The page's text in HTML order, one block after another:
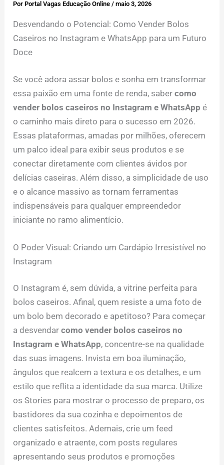
PorPortal Vagas Educação Online/maio 3, 2026
Desvendando o Potencial: Como Vender Bolos
Caseiros no Instagram e WhatsApp para um Futuro
Doce
Se você adora assar bolos e sonha em transformar
essa paixão em uma fonte de renda, sabercomo
vender bolos caseiros no Instagram e WhatsApp é
o caminho mais direto para o sucesso em 2026.
Essas plataformas, amadas por milhões, oferecem
um palco ideal para exibir seus produtos e se
conectar diretamente com clientes ávidos por
delícias caseiras. Além disso, a simplicidade de uso
e o alcance massivo as tornam ferramentas
indispensáveis para qualquer empreendedor
iniciante no ramo alimentício.
O Poder Visual: Criando um Cardápio Irresistível no
Instagram
O Instagram é, sem dúvida, a vitrine perfeita para
bolos caseiros. Afinal, quem resiste a uma foto de
um bolo bem decorado e apetitoso? Para começar
a desvendarcomo vender bolos caseiros no
Instagram e WhatsApp, concentre-se na qualidade
das suas imagens. Invista em boa iluminação,
ângulos que realcem a textura e os detalhes, e um
estilo que reflita a identidade da sua marca. Utilize
os Stories para mostrar o processo de preparo, os
bastidores da sua cozinha e depoimentos de
clientes satisfeitos. Ademais, crie um feed
organizado e atraente, com posts regulares
apresentando seus produtos e promoções